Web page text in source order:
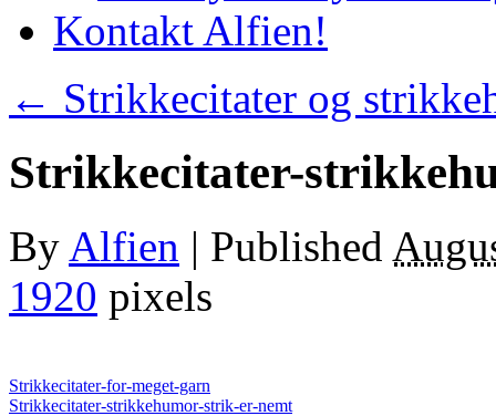
Kontakt Alfien!
← Strikkecitater og
Strikkecitater-
By Alfien | Published
1920 pixels
Strikkecitater-for-meget-garn
Strikkecitater-strikkehumor-strik-er-nemt